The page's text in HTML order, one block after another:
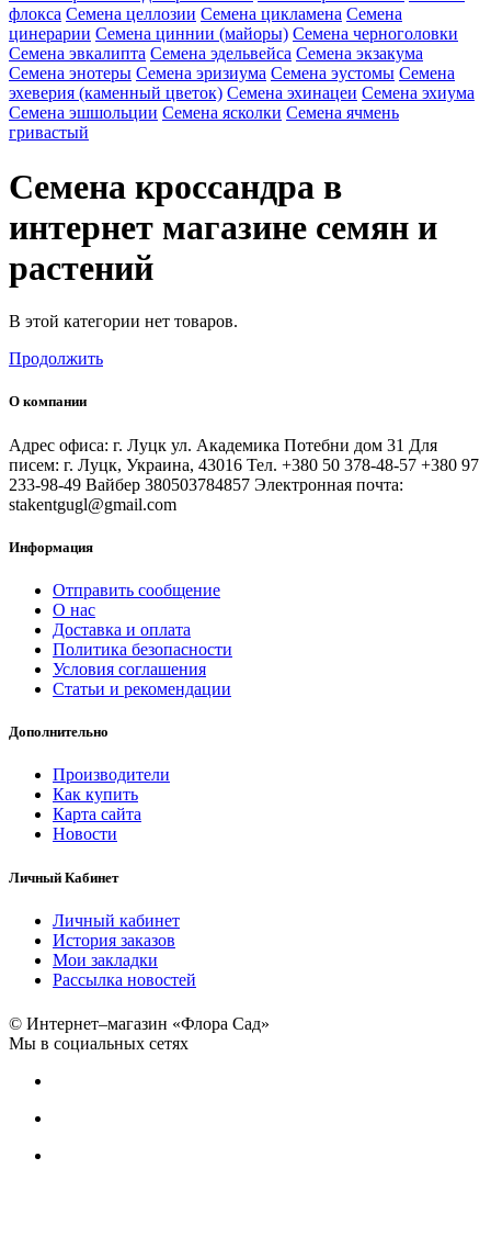
флокса Семена целлозии Семена цикламена Семена
цинерарии Семена циннии (майоры) Семена черноголовки
Семена эвкалипта Семена эдельвейса Семена экзакума
Семена энотеры Семена эризиума Семена эустомы Семена
эхеверия (каменный цветок) Семена эхинацеи Семена эхиума
Семена эшшольции Семена ясколки Семена ячмень
гривастый
Семена кроссандра в
интернет магазине семян и
растений
В этой категории нет товаров.
Продолжить
О компании
Адрес офиса: г. Луцк ул. Академика Потебни дом 31 Для
писем: г. Луцк, Украина, 43016 Тел. +380 50 378-48-57 +380 97
233-98-49 Вайбер 380503784857 Электронная почта:
stakentgugl@gmail.com
Информация
Отправить сообщение
О нас
Доставка и оплата
Политика безопасности
Условия соглашения
Статьи и рекомендации
Дополнительно
Производители
Как купить
Карта сайта
Новости
Личный Кабинет
Личный кабинет
История заказов
Мои закладки
Рассылка новостей
© Интернет–магазин «Флора Сад»
Мы в социальных сетях